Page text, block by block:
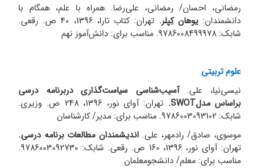
رمضانی، احسان/ رمضانی، علی‌رضا. همراه با علم، همگام با
دانشمندان:یوهان کِپلر.
تهران: کتاب تارا، 1396، 40 ص. رقعی.
شابک: 9786008499978. مناسب برای: دانش‌آموز نهم
علوم تربیتی
نیسی‌نیا، علی.آسیب‌شناسی سیاست‌گذاری دربرنامه درسی
براساس مدلSWOT
.
تهران: آوای نور، 1396، 248 ص. وزیری.
شابک: 9786003093102. مناسب برای: مدیر/ کارشناسان
موسوی، صادق/ رادمهر، علی.اندیشمندان مطالعات برنامه درسی.
تهران: آوای نور، 1396، 160 ص. رقعی. شابک: 9786003092730.
مناسب برای: معلم/ دانشجومعلمان